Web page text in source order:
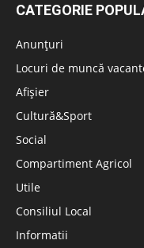
CATEGORIE
Anunțuri
Locuri de muncă
Afișier
Cultură&Sport
Social
Compartiment Agricol
Utile
Consiliul Local
Informatii